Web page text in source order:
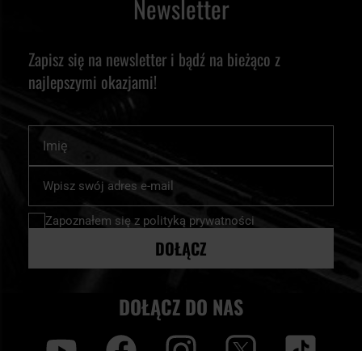
Newsletter
Zapisz się na newsletter i bądź na bieżąco z
najlepszymi okazjami!
nasz
newsletter:
Zapoznałem się z polityką prywatności
DOŁĄCZ
DOŁĄCZ DO NAS